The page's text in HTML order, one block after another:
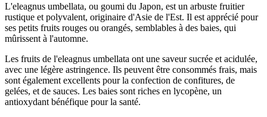
L'eleagnus umbellata, ou goumi du Japon, est un arbuste fruitier
rustique et polyvalent, originaire d'Asie de l'Est. Il est apprécié pour
ses petits fruits rouges ou orangés, semblables à des baies, qui
mûrissent à l'automne.
Les fruits de l'eleagnus umbellata ont une saveur sucrée et acidulée,
avec une légère astringence. Ils peuvent être consommés frais, mais
sont également excellents pour la confection de confitures, de
gelées, et de sauces. Les baies sont riches en lycopène, un
antioxydant bénéfique pour la santé.